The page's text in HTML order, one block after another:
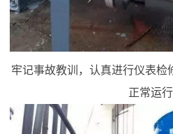
牢记事故教训，认真进行仪表检
正常运行